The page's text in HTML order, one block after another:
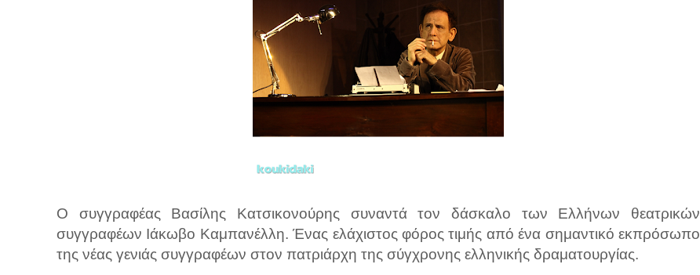
Ο συγγραφέας Βασίλης Κατσικονούρης συναντά τον δάσκαλο των Ελλήνων θεατρικών
συγγραφέων Ιάκωβο Καμπανέλλη. Ένας ελάχιστος φόρος τιμής από ένα σημαντικό εκπρόσωπο
της νέας γενιάς συγγραφέων στον πατριάρχη της σύγχρονης ελληνικής δραματουργίας.